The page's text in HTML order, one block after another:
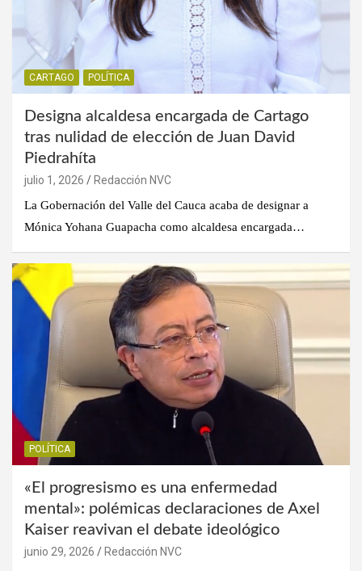
CARTAGO POLÍTICA
Designa alcaldesa encargada de Cartago
tras nulidad de elección de Juan David
Piedrahíta
julio 1, 2026
Redacción NVC
La Gobernación del Valle del Cauca acaba de designar a
Mónica Yohana Guapacha como alcaldesa encargada…
POLÍTICA
«El progresismo es una enfermedad
mental»: polémicas declaraciones de Axel
Kaiser reavivan el debate ideológico
junio 29, 2026
Redacción NVC